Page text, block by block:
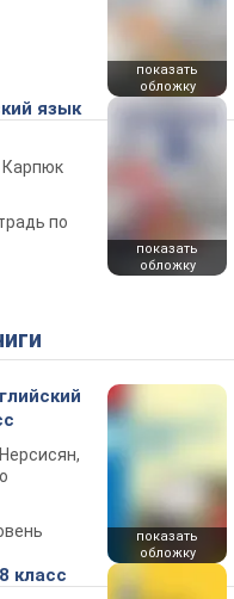
показать
обложку
язык
по
показать
обложку
показать
обложку
класс